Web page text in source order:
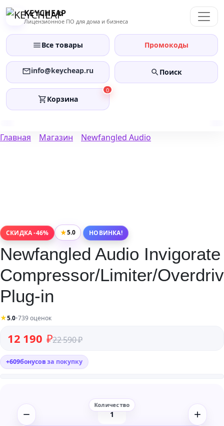
Перейти
KEYCHEAP
Лицензионное ПО для дома и бизнеса
Все товары Промокоды
info@keycheap.ru Поиск
0
Корзина
Главная Магазин Newfangled Audio
СКИДКА -46% ★5.0 НОВИНКА!
Newfangled Audio Invigorate
Compressor/Limiter/
Plug-in
★5.0•739 оценок
22 590₽
Первоначальная цена составляла 22 590 ₽.
12 190 ₽
Текущая цена: 12 190 ₽.
+609бонусовза покупку
Количество